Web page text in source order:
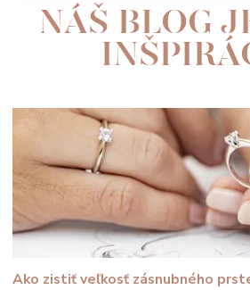
NÁŠ BLOG
Ako zistiť veľkosť zásnubného